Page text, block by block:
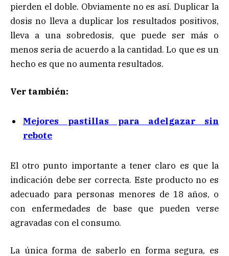
pierden el doble. Obviamente no es así. Duplicar la
dosis no lleva a duplicar los resultados positivos,
lleva a una sobredosis, que puede ser más o
menos seria de acuerdo a la cantidad. Lo que es un
hecho es que no aumenta resultados.
Ver también:
Mejores pastillas para adelgazar sin
rebote
El otro punto importante a tener claro es que la
indicación debe ser correcta. Este producto no es
adecuado para personas menores de 18 años, o
con enfermedades de base que pueden verse
agravadas con el consumo.
La única forma de saberlo en forma segura, es